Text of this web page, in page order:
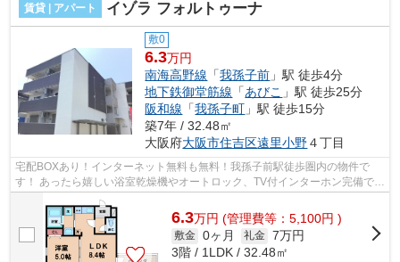
賃貸 | アパート イゾラ フォルトゥーナ
敷0
6.3万円
南海高野線 「我孫子前 」駅 徒歩4分
地下鉄御堂筋線 「あびこ 」駅 徒歩25分
阪和線 「我孫子町 」駅 徒歩15分
築7年 / 32.48㎡
大阪府大阪市住吉区遠里小野４丁目
宅配BOXあり！インターネット無料も無料！我孫子前駅徒歩圏内の物件で
す！ あったら嬉しい浴室乾燥機やオートロック、TV付インターホン完備でセ
キュリティ面も安心です！ ■□■□■□■□■□...
6.3万円 (管理費等：5,100円 )
敷金 0ヶ月 礼金 7万円
3階 / 1LDK / 32.48㎡